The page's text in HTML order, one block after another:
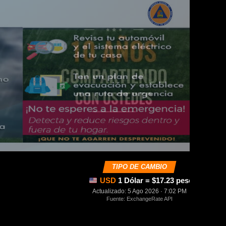
TIPO DE CAMBIO
USD 1 Dólar = $17.23 pesos
Actualizado: 5 Ago 2026 · 7:02 PM
Fuente: ExchangeRate API